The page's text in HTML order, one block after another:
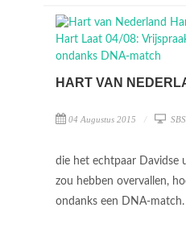
HART VAN
04 Augustus 2015
die het echtpaar Davidse
zou hebben overvallen,
ondanks een DNA-match.